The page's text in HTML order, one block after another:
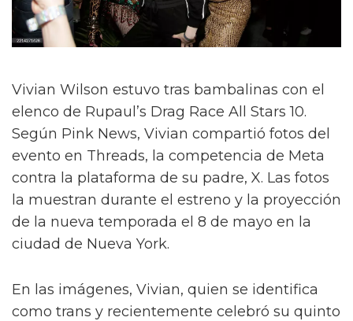
Vivian Wilson estuvo tras bambalinas con el
elenco de Rupaul’s Drag Race All Stars 10.
Según Pink News, Vivian compartió fotos del
evento en Threads, la competencia de Meta
contra la plataforma de su padre, X. Las fotos
la muestran durante el estreno y la proyección
de la nueva temporada el 8 de mayo en la
ciudad de Nueva York.
En las imágenes, Vivian, quien se identifica
como trans y recientemente celebró su quinto